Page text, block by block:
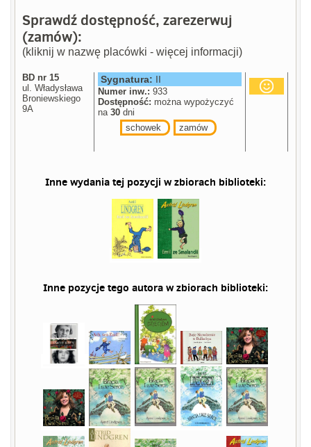
Sprawdź dostępność, zarezerwuj
(zamów):
(kliknij w nazwę placówki - więcej informacji)
BD nr 15
ul. Władysława
Broniewskiego
9A
Sygnatura: II
Numer inw.: 933
Dostępność: można wypożyczyć
na30 dni
schowek
zamów
Inne wydania tej pozycji w zbiorach biblioteki:
Inne pozycje tego autora w zbiorach biblioteki: